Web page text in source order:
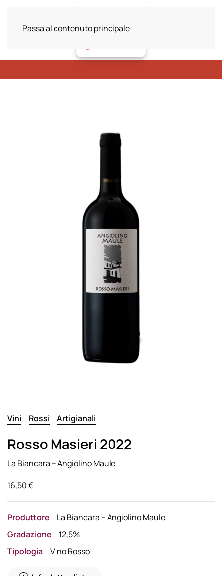
Passa al contenuto principale
Vini Rossi Artigianali
Rosso Masieri 2022
La Biancara – Angiolino Maule
16,50€
Produttore
La Biancara – Angiolino Maule
Gradazione
12,5%
Tipologia
Vino Rosso